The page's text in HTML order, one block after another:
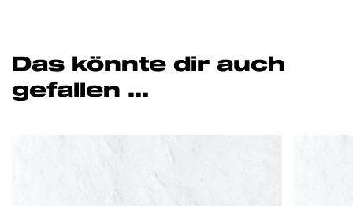
Das könnte dir auch
gefallen …